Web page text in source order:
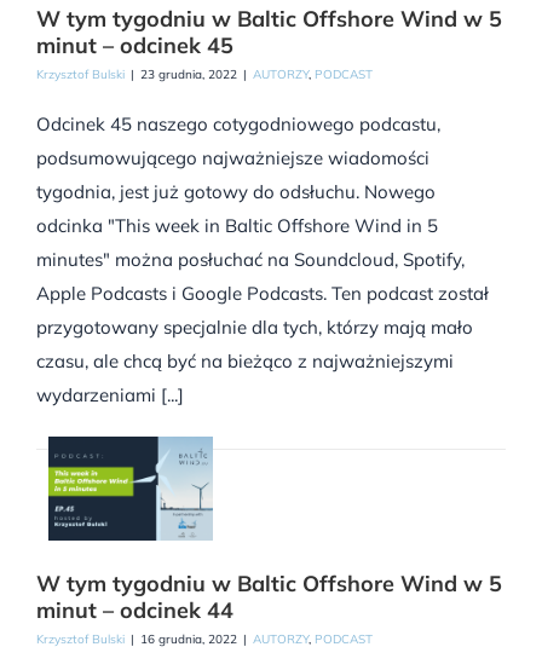
W tym tygodniu w Baltic Offshore Wind w 5
minut – odcinek 45
Krzysztof Bulski | 23 grudnia, 2022 | AUTORZY, PODCAST
Odcinek 45 naszego cotygodniowego podcastu,
podsumowującego najważniejsze wiadomości
tygodnia, jest już gotowy do odsłuchu. Nowego
odcinka "This week in Baltic Offshore Wind in 5
minutes" można posłuchać na Soundcloud, Spotify,
Apple Podcasts i Google Podcasts. Ten podcast został
przygotowany specjalnie dla tych, którzy mają mało
czasu, ale chcą być na bieżąco z najważniejszymi
wydarzeniami [...]
W tym tygodniu w Baltic Offshore Wind w 5
minut – odcinek 44
Krzysztof Bulski | 16 grudnia, 2022 | AUTORZY, PODCAST